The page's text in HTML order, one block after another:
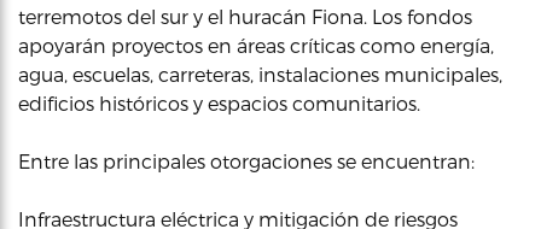
terremotos del sur y el huracán Fiona. Los fondos
apoyarán proyectos en áreas críticas como energía,
agua, escuelas, carreteras, instalaciones municipales,
edificios históricos y espacios comunitarios.
Entre las principales otorgaciones se encuentran:
Infraestructura eléctrica y mitigación de riesgos